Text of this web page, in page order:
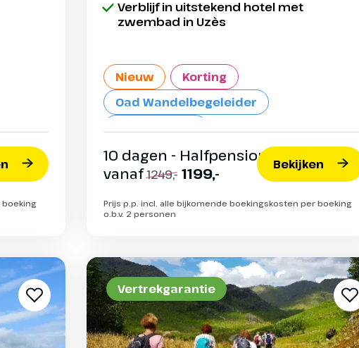
boeking
Verblijf in uitstekend hotel met
zwembad in Uzès
Nieuw
Korting
Oad Wandelbegeleider
10 dagen - Halfpension
vanaf1249,- 1199,- Bekijken
Prijs p.p. incl. alle bijkomende boekingskosten per boeking
o.b.v. 2 personen
Vertrekgarantie